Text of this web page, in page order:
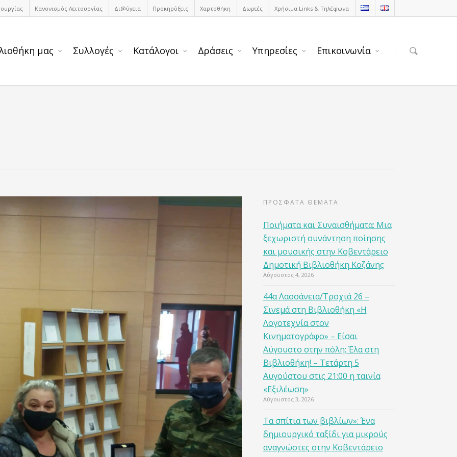
Κανονισμός Λειτουργίας Δι@ύγεια Προκηρύξεις Χαρτοθήκη Δωρεές Χρήσιμα Links & Τηλέφωνα
μας Συλλογές Κατάλογοι Δράσεις Υπηρεσίες Επικοινωνία
ΠΡΟΣΦΑΤΑ ΘΕΜΑΤΑ
Ποιήματα και Συναισθήματα: Μια
ξεχωριστή συνάντηση ποίησης
και μουσικής στην Κοβεντάρειο
Δημοτική Βιβλιοθήκη Κοζάνης
Αύγουστος 4, 2026
44α Λασσάνεια/Τροχιά 26 –
Σινεμά στη Βιβλιοθήκη «Η
Λογοτεχνία στον
Κινηματογράφο» – Είσαι
Αύγουστο στην πόλη; Έλα στη
Βιβλιοθήκη! – Τετάρτη 5
Αυγούστου στις 21:00 η ταινία
«Εξιλέωση»
Αύγουστος 3, 2026
Τα σπίτια των βιβλίων»: Ένα
δημιουργικό ταξίδι για μικρούς
αναγνώστες στην Κοβεντάρειο